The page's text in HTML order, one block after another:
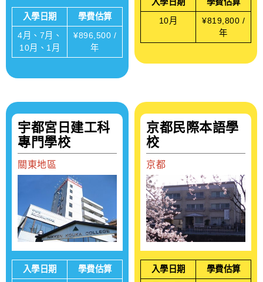
入學日期
學費估算
4月、7月、
10月、1月
¥896,500 /
年
10月
¥819,800 /
年
宇都宮日建工科
專門學校
關東地區
入學日期
學費估算
京都民際本語學
校
京都
入學日期
學費估算